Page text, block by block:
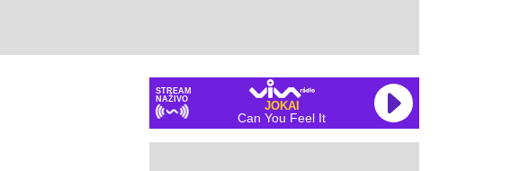
STREAM
NAŽIVO
JOKAI
Can You Feel It